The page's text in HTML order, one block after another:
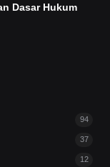
Dasar Hukum
94
37
12